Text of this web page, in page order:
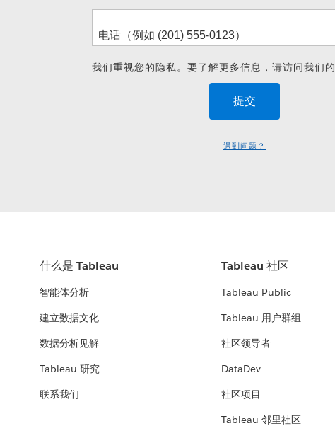
我们重视您的隐私。要了解更多信息，请访问我们的
遇到问题？
什么是 Tableau
智能体分析
建立数据文化
数据分析见解
Tableau 研究
联系我们
Tableau 社区
Tableau Public
Tableau 用户群组
社区领导者
DataDev
社区项目
Tableau 邻里社区